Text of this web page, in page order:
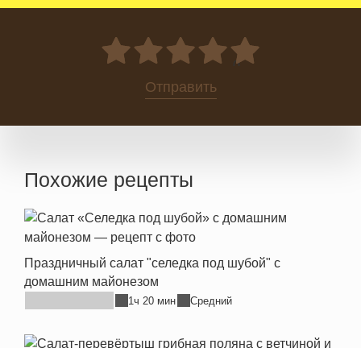
0
Отправить
Похожие рецепты
Праздничный салат "селедка под шубой" с
домашним майонезом
1ч 20 мин Средний